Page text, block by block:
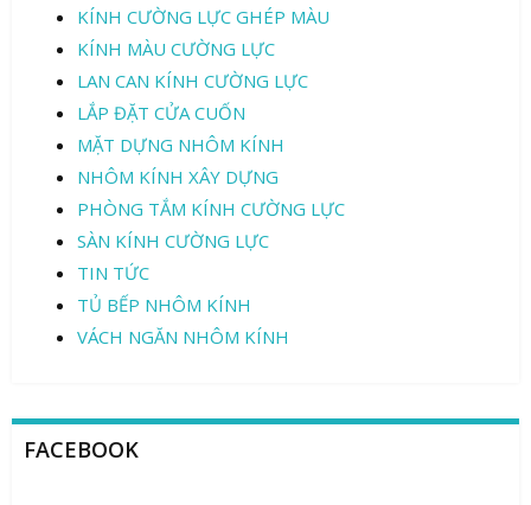
KÍNH CƯỜNG LỰC GHÉP MÀU
KÍNH MÀU CƯỜNG LỰC
LAN CAN KÍNH CƯỜNG LỰC
LẮP ĐẶT CỬA CUỐN
MẶT DỰNG NHÔM KÍNH
NHÔM KÍNH XÂY DỰNG
PHÒNG TẮM KÍNH CƯỜNG LỰC
SÀN KÍNH CƯỜNG LỰC
TIN TỨC
TỦ BẾP NHÔM KÍNH
VÁCH NGĂN NHÔM KÍNH
FACEBOOK